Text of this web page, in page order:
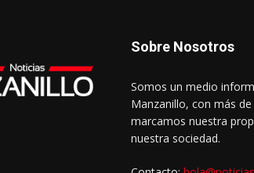
Sobre Nosotros
Somos un medio
Manzanillo, con más
marcamos nuestra
nuestra sociedad.